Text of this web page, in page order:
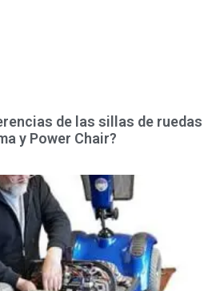
de las sillas de ruedas
y Power Chair?